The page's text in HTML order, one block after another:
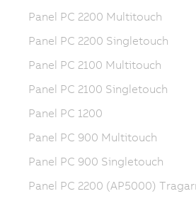
Panel PC 2200 Multitouch
Panel PC 2200 Singletouch
Panel PC 2100 Multitouch
Panel PC 2100 Singletouch
Panel PC 1200
Panel PC 900 Multitouch
Panel PC 900 Singletouch
Panel PC 2200 (AP5000)